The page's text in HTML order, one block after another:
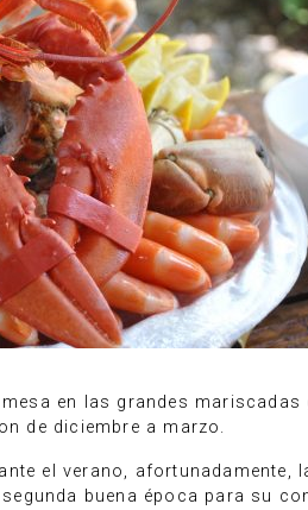
en las grandes
de diciembre a marzo.
el verano, afortunadamente,
buena época para su